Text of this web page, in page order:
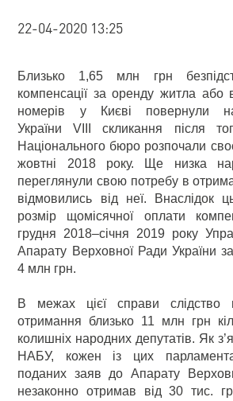
22-04-2020 13:25
Близько 1,65 млн грн
компенсації за оренду житла або
номерів у Києві повернули
України VIII скликання після
Національного бюро розпочали
жовтні 2018 року. Ще низка
переглянули свою потребу в
відмовились від неї. Внаслідок
розмір щомісячної оплати
грудня 2018–січня 2019 року
Апарату Верховної Ради України
4 млн грн.
В межах цієї справи слідство
отримання близько 11 млн грн
колишніх народних депутатів. Як
НАБУ, кожен із цих
поданих заяв до Апарату
незаконно отримав від 30 тис.